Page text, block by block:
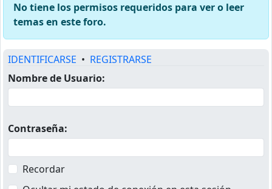
No tiene los permisos requeridos para ver o leer
temas en este foro.
IDENTIFICARSE • REGISTRARSE
Nombre de Usuario:
Contraseña:
Recordar